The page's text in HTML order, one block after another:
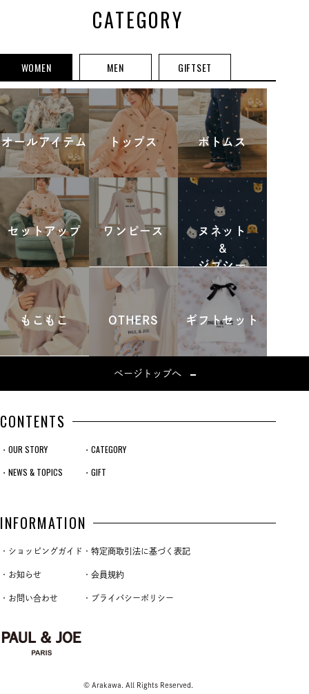
CATEGORY
WOMEN MEN GIFTSET
オールアイテム トップス ボトムス
セットアップ ワンピース
ヌネット
&
ジプシー
もこもこ OTHERS ギフトセット
ページトップへ
CONTENTS
・OUR STORY
・NEWS & TOPICS
・CATEGORY
・GIFT
INFORMATION
・ショッピングガイド
・お知らせ
・お問い合わせ
・特定商取引法に基づく表記
・会員規約
・プライバシーポリシー
© Arakawa. All Rights Reserved.